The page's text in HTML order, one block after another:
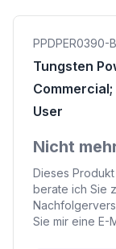
PPDPER0390-B
Tungsten
User
Nicht
Dieses
berate ich Sie
Sie mir eine E-